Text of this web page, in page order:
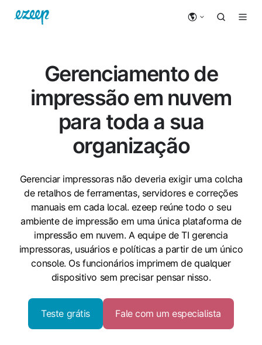
Gerenciamento de
impressão em nuvem
para toda a sua
organização
Gerenciar impressoras não deveria exigir uma colcha
de retalhos de ferramentas, servidores e correções
manuais em cada local. ezeep reúne todo o seu
ambiente de impressão em uma única plataforma de
impressão em nuvem. A equipe de TI gerencia
impressoras, usuários e políticas a partir de um único
console. Os funcionários imprimem de qualquer
dispositivo sem precisar pensar nisso.
Teste grátis Fale com um especialista